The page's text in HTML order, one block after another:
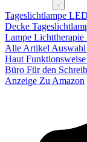
Tageslichtlampe LED
Decke
Lampe Lichttherapie
Alle Artikel
Haut Funktionsweise
Büro Für den
Anzeige Zu Amazon